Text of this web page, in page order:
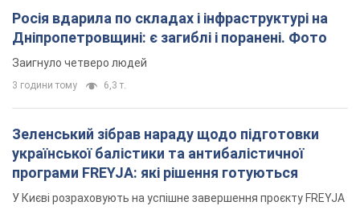
Росія вдарила по складах і інфраструктурі на
Дніпропетровщині: є загиблі і поранені. Фото
Заигнуло четверо людей
3 години тому 6,3 т.
Зеленський зібрав нараду щодо підготовки
української балістики та антибалістичної
програми FREYJA: які рішення готуються
У Києві розраховують на успішне завершення проєкту FREYJA